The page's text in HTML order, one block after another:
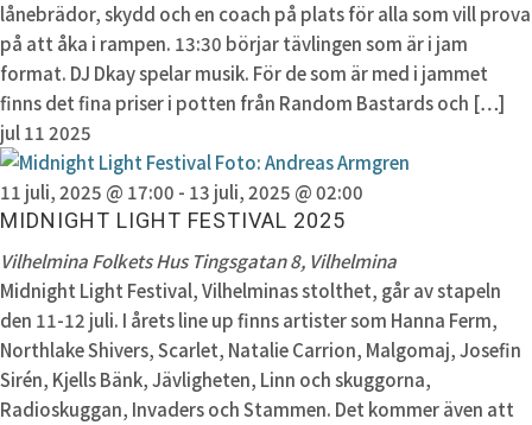
lånebrädor, skydd och en coach på plats för alla som vill prova
på att åka i rampen. 13:30 börjar tävlingen som är i jam
format. DJ Dkay spelar musik. För de som är med i jammet
finns det fina priser i potten från Random Bastards och […]
jul112025
11 juli, 2025 @ 17:00 - 13 juli, 2025 @ 02:00
MIDNIGHT LIGHT FESTIVAL 2025
Vilhelmina Folkets Hus Tingsgatan 8, Vilhelmina
Midnight Light Festival, Vilhelminas stolthet, går av stapeln
den 11-12 juli. I årets line up finns artister som Hanna Ferm,
Northlake Shivers, Scarlet, Natalie Carrion, Malgomaj, Josefin
Sirén, Kjells Bänk, Jävligheten, Linn och skuggorna,
Radioskuggan, Invaders och Stammen. Det kommer även att